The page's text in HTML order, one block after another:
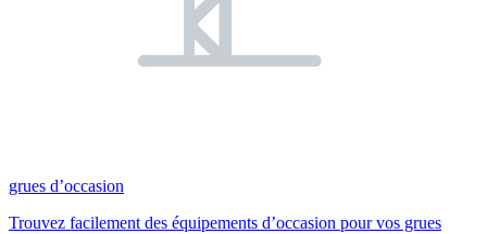
grues d’occasion
Trouvez facilement des équipements d’occasion pour vos grues